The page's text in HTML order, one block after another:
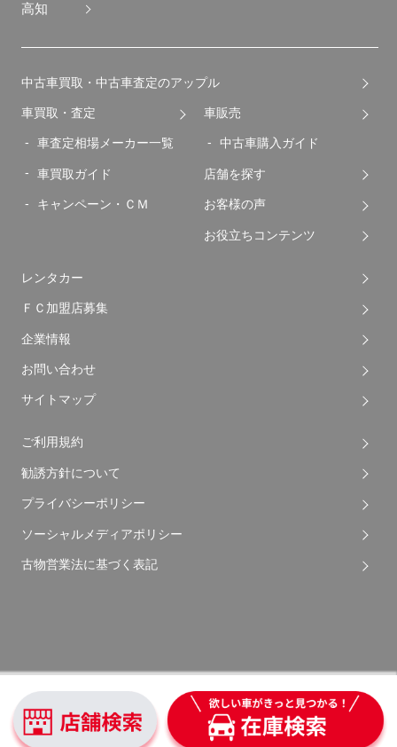
高知
中古車買取・中古車査定のアップル
車買取・査定
車査定相場メーカー一覧
車買取ガイド
キャンペーン・ＣＭ
車販売
中古車購入ガイド
店舗を探す
お客様の声
お役立ちコンテンツ
レンタカー
ＦＣ加盟店募集
企業情報
お問い合わせ
サイトマップ
ご利用規約
勧誘方針について
プライバシーポリシー
ソーシャルメディアポリシー
古物営業法に基づく表記